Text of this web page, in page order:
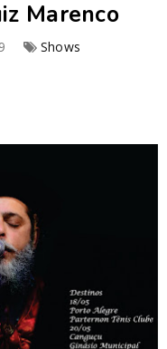
Marenco
Shows